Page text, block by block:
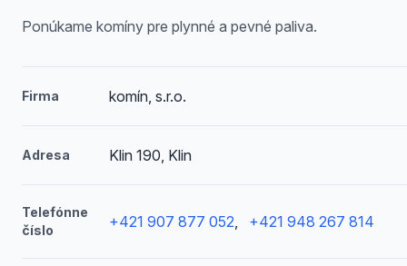
Ponúkame komíny pre plynné a pevné paliva.
Firma komín, s.r.o.
Adresa Klin 190, Klin
Telefónne
číslo
+421 907 877 052, +421 948 267 814